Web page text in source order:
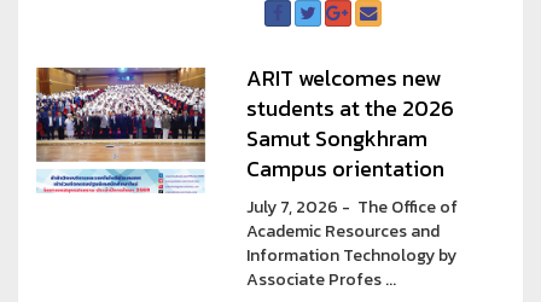
ARIT welcomes new
students at the 2026
Samut Songkhram
Campus orientation
July 7, 2026 - The Office of
Academic Resources and
Information Technology by
Associate Profes ...